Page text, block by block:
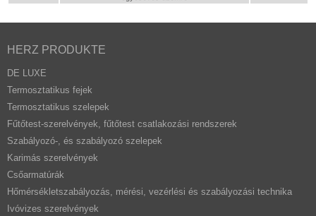
HERZ PRODUKTE
DE LUXE
Termosztatikus fejek
Termosztatikus szelepek
Fűtőtest-szerelvények, fűtőtest csatlakozási rendszerek
Szabályozó-, és szabályozó szelepek
Karimás szerelvények
Csőarmatúrák
Hőmérsékletszabályozás, mérési, vezérlési és szabályozási technika
Ivóvizes szerelvények